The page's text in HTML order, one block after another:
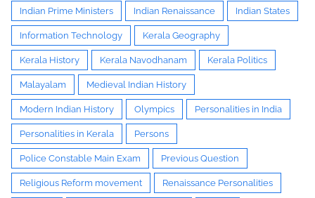
Indian Prime Ministers Indian Renaissance Indian States
Information Technology Kerala Geography
Kerala History Kerala Navodhanam Kerala Politics
Malayalam Medieval Indian History
Modern Indian History Olympics Personalities in India
Personalities in Kerala Persons
Police Constable Main Exam Previous Question
Religious Reform movement Renaissance Personalities